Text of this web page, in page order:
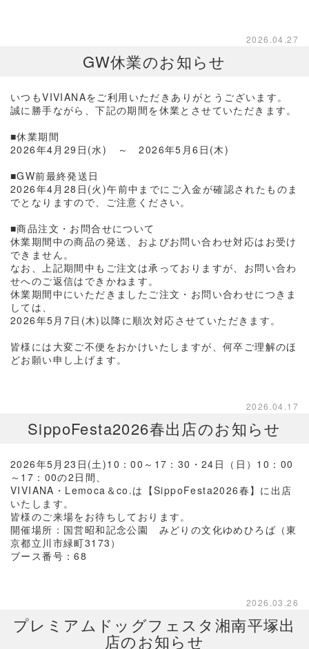
2026.04.27
GW休業のお知らせ
いつもVIVIANAをご利用いただきありがとうございます。
誠に勝手ながら、下記の期間を休業とさせていただきます。
■休業期間
2026年4月29日(水) ～ 2026年5月6日(木)
■GW前最終発送日
2026年4月28日(火)午前中までにご入金が確認されたものま
でとなりますので、ご注意ください。
■商品注文・お問合せについて
休業期間中の商品の発送、およびお問い合わせ対応はお受け
できません。
なお、上記期間中もご注文は承っておりますが、お問い合わ
せへのご返信はできかねます。
休業期間中にいただきましたご注文・お問い合わせにつきま
しては、
2026年5月7日(木)以降に順次対応させていただきます。
皆様には大変ご不便をおかけいたしますが、何卒ご理解のほ
どお願い申し上げます。
2026.04.17
SippoFesta2026春出店のお知らせ
2026年5月23日(土)10：00～17：30・24日（日）10：00
～17：00の2日間、
VIVIANA・Lemoca＆co.は【SippoFesta2026春】に出店
いたします。
皆様のご来場をお待ちしております。
開催場所：国営昭和記念公園 みどりの文化ゆめひろば（東
京都立川市緑町3173）
ブース番号：68
2026.03.26
プレミアムドッグフェスタ湘南平塚出
店のお知らせ